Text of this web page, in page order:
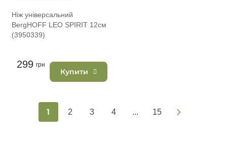
Ніж універсальний
BergHOFF LEO SPIRIT 12см
(3950339)
299 грн
Купити
1 2 3 4 ... 15